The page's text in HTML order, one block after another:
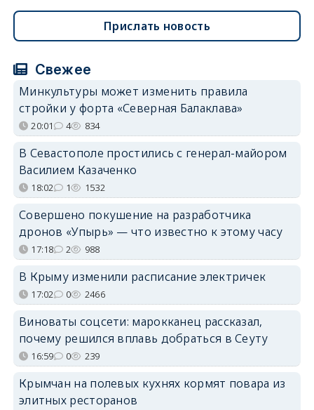
Прислать новость
Свежее
Минкультуры может изменить правила
стройки у форта «Северная Балаклава»
20:01 4 834
В Севастополе простились с генерал-майором
Василием Казаченко
18:02 1 1532
Совершено покушение на разработчика
дронов «Упырь» — что известно к этому часу
17:18 2 988
В Крыму изменили расписание электричек
17:02 0 2466
Виноваты соцсети: марокканец рассказал,
почему решился вплавь добраться в Сеуту
16:59 0 239
Крымчан на полевых кухнях кормят повара из
элитных ресторанов